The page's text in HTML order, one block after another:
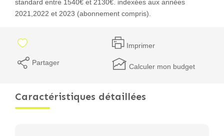
standard entre 1540€ et 2130€. indexées aux années
2021,2022 et 2023 (abonnement compris).
Imprimer
Partager Calculer mon budget
Caractéristiques détaillées